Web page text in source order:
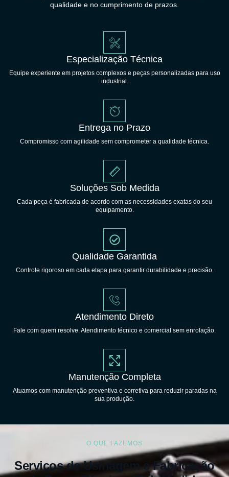
qualidade e no cumprimento de prazos.
Especialização Técnica
Equipe experiente em projetos complexos e peças personalizadas para uso
industrial.
Entrega no Prazo
Compromisso com agilidade sem comprometer a qualidade técnica.
Soluções Sob Medida
Cada peça é fabricada de acordo com as necessidades exatas do seu
equipamento.
Qualidade Garantida
Controle rigoroso em cada etapa para garantir durabilidade e precisão.
Atendimento Direto
Fale com quem resolve. Atendimento técnico e comercial sem enrolação.
Manutenção Completa
Atuamos com manutenção preventiva e corretiva para reduzir paradas na
sua produção.
O QUE FAZEMOS
Serviços de Usinagem e Fabricação